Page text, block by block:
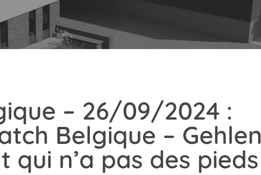
– 26/09/2024 :
Belgique – Gehlen
qui n’a pas des pieds